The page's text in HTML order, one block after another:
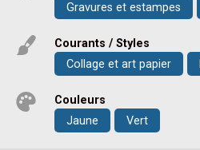
Gravures et estampes
Courants / Styles
Collage et art papier
Couleurs
Jaune
Vert